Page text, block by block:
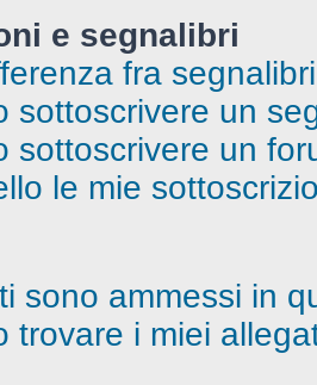
e segnalibri
fra
sottoscrivere un
sottoscrivere un
le mie
sono ammessi in
trovare i miei